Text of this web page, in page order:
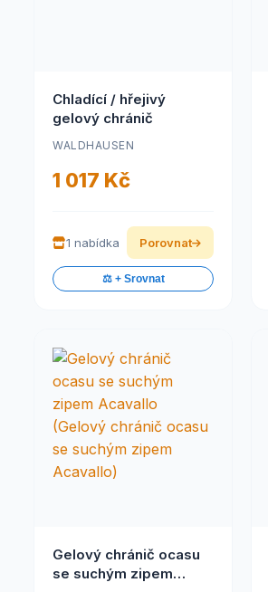
Chladící / hřejivý
gelový chránič
WALDHAUSEN
1 017 Kč
1 nabídka Porovnat
⚖️ + Srovnat
Gelový chránič ocasu
se suchým zipem